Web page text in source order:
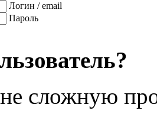
Логин / email
Пароль
сложную